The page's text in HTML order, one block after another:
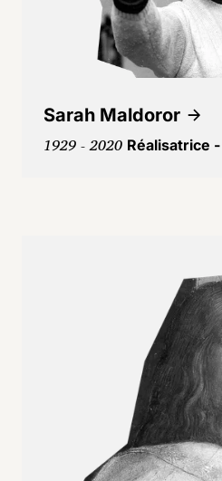
Sarah Maldoror
1929 - 2020 Réalisatrice